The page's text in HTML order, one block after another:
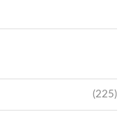
(225)